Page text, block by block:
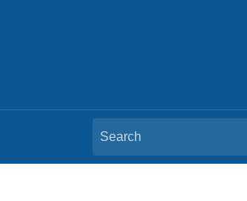
Search
for: